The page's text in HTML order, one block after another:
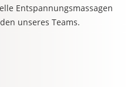
Entspannungsmassagen
unseres Teams.